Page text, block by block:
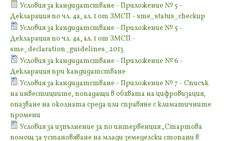
Условия за кандидатстване - Приложение № 5 -
Декларация по чл. 4а, ал. 1 от ЗМСП - sme_status_checkup
Условия за кандидатстване - Приложение № 5 -
Декларация по чл. 4а, ал. 1 от ЗМСП -
sme_declaration_guidelines_2013
Условия за кандидатстване - Приложение № 6 -
Декларация при кандидатстване
Условия за кандидатстване - Приложение № 7 - Списък
на инвестициите, попадащи в обхвата на цифровизация,
опазване на околната среда или справяне с климатичните
промени
Условия за изпълнение за по интервенция „Стартова
помощ за установяване на млади земеделски стопани в